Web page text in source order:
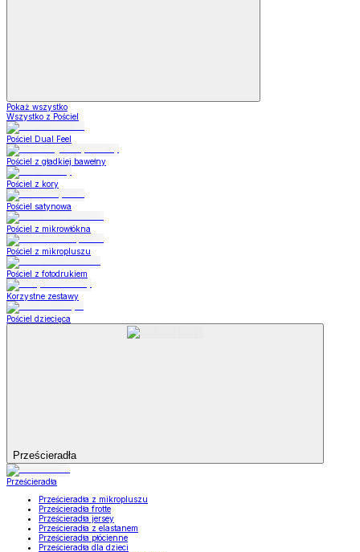
Pokaż wszystko
Wszystko z Pościel
Pościel Dual Feel
Pościel z gładkiej bawełny
Pościel z kory
Pościel satynowa
Pościel z mikrowłókna
Pościel z mikropluszu
Pościel z fotodrukiem
Korzystne zestawy
Pościel dziecięca
Prześcieradła
Prześcieradła
Prześcieradła z mikropluszu
Prześcieradła frotte
Prześcieradła jersey
Prześcieradła z elastanem
Prześcieradła płócienne
Prześcieradła dla dzieci